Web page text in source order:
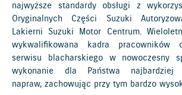
najwyższe standardy obsługi z
Oryginalnych Części Suzuki
Lakierni Suzuki Motor Centrum.
wykwalifikowana kadra pracowników
serwisu blacharskiego w nowoczesny
wykonanie dla Państwa najbardziej
napraw, zachowując przy tym bardzo